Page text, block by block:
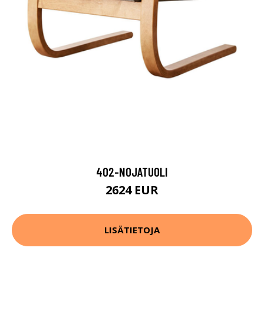
402-NOJATUOLI
2624 EUR
LISÄTIETOJA